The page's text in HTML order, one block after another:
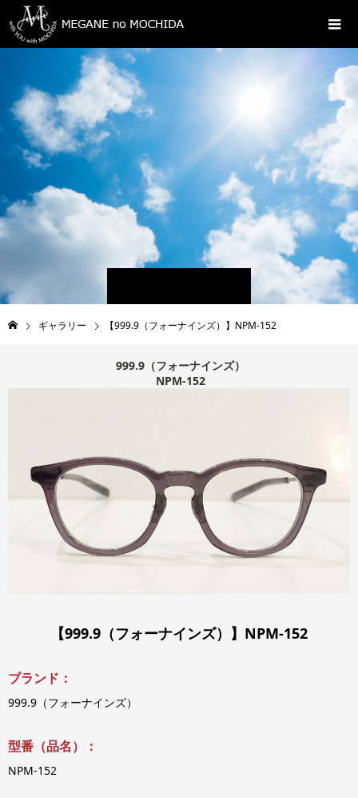
ギャラリー 【999.9（フォーナインズ）】NPM-152
999.9（フォーナインズ）
NPM-152
【999.9（フォーナインズ）】NPM-152
ブランド：
999.9（フォーナインズ）
型番（品名）：
NPM-152